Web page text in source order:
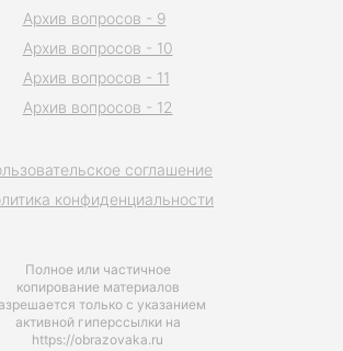
Полное или частичное
копирование материалов
только с указанием
активной гиперссылки на
https://obrazovaka.ru
соглашение
конфиденциальности
Архив вопросов - 9
Архив вопросов - 10
Архив вопросов - 11
Архив вопросов - 12